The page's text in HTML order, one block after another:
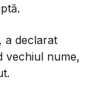
, a declarat
vechiul nume,